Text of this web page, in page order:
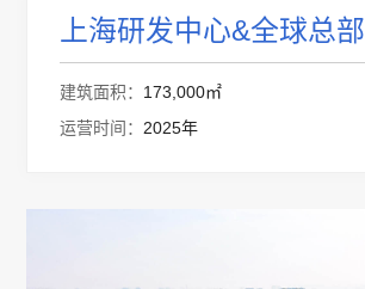
上海研发中心&全球总部
建筑面积： 173,000㎡
运营时间： 2025年